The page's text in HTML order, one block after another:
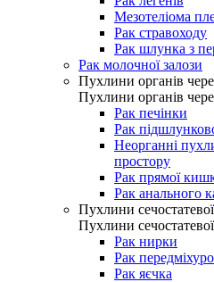
Мезотеліома
Рак стравоходу
Рак шлунка з
Рак молочної залози
Пухлини органів
Пухлини органів
Рак печінки
Рак
Неорганні
простору
Рак прямої
Рак анального
Пухлини
Пухлини
Рак нирки
Рак
Рак яєчка